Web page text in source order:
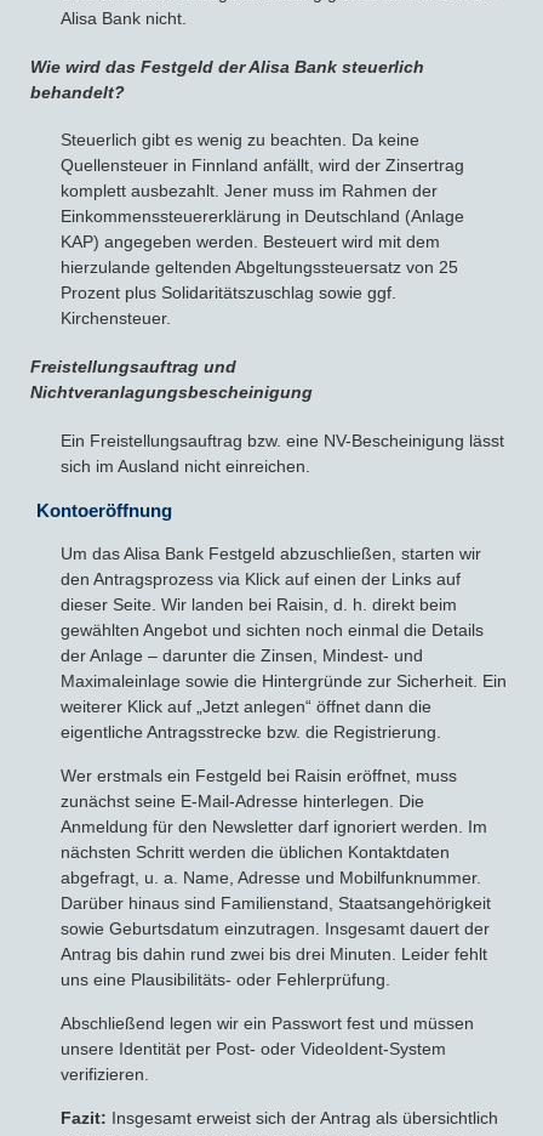
Alisa Bank nicht.
Wie wird das Festgeld der Alisa Bank steuerlich
behandelt?
Steuerlich gibt es wenig zu beachten. Da keine
Quellensteuer in Finnland anfällt, wird der Zinsertrag
komplett ausbezahlt. Jener muss im Rahmen der
Einkommenssteuererklärung in Deutschland (Anlage
KAP) angegeben werden. Besteuert wird mit dem
hierzulande geltenden Abgeltungssteuersatz von 25
Prozent plus Solidaritätszuschlag sowie ggf.
Kirchensteuer.
Freistellungsauftrag und
Nichtveranlagungsbescheinigung
Ein Freistellungsauftrag bzw. eine NV-Bescheinigung lässt
sich im Ausland nicht einreichen.
Kontoeröffnung
Um das Alisa Bank Festgeld abzuschließen, starten wir
den Antragsprozess via Klick auf einen der Links auf
dieser Seite. Wir landen bei Raisin, d. h. direkt beim
gewählten Angebot und sichten noch einmal die Details
der Anlage – darunter die Zinsen, Mindest- und
Maximaleinlage sowie die Hintergründe zur Sicherheit. Ein
weiterer Klick auf „Jetzt anlegen“ öffnet dann die
eigentliche Antragsstrecke bzw. die Registrierung.
Wer erstmals ein Festgeld bei Raisin eröffnet, muss
zunächst seine E-Mail-Adresse hinterlegen. Die
Anmeldung für den Newsletter darf ignoriert werden. Im
nächsten Schritt werden die üblichen Kontaktdaten
abgefragt, u. a. Name, Adresse und Mobilfunknummer.
Darüber hinaus sind Familienstand, Staatsangehörigkeit
sowie Geburtsdatum einzutragen. Insgesamt dauert der
Antrag bis dahin rund zwei bis drei Minuten. Leider fehlt
uns eine Plausibilitäts- oder Fehlerprüfung.
Abschließend legen wir ein Passwort fest und müssen
unsere Identität per Post- oder VideoIdent-System
verifizieren.
Fazit: Insgesamt erweist sich der Antrag als übersichtlich